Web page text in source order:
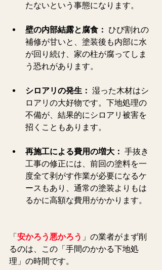
たないという事態になります。
壁の内部結露と腐食： ひび割れの
補修が甘いと、塗装後も内部に水
が回り続け、家の柱が腐ってしま
う恐れがあります。
シロアリの発生： 湿った木材はシ
ロアリの大好物です。下地処理の
不備が、結果的にシロアリ被害を
招くこともあります。
再施工による費用の増大： 手抜き
工事の修正には、前回の塗料を一
度全て剥がす作業が必要になるケ
ースもあり、通常の塗装よりもは
るかに高額な費用がかかります。
「 安かろう悪かろう 」 の業者がまず削
るのは、この 「手間のかかる下地処
理 」の時間です。